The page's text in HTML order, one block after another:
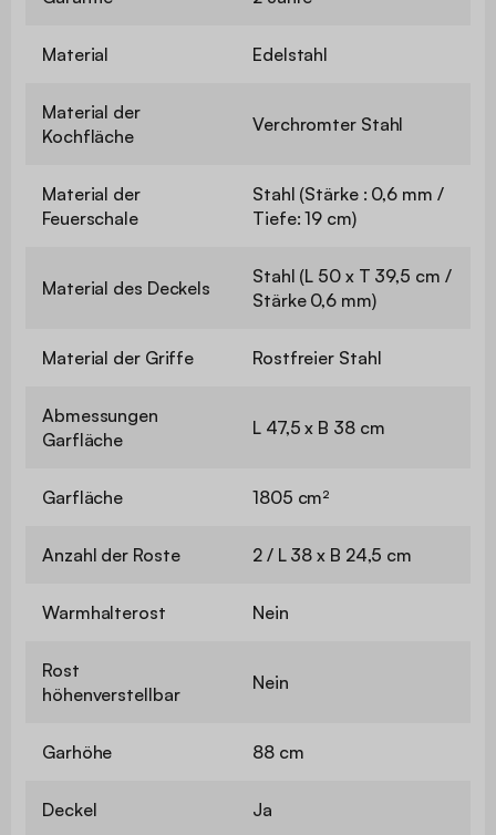
Material Edelstahl
Material der
Kochfläche
Verchromter Stahl
Material der
Feuerschale
Stahl (Stärke : 0,6 mm /
Tiefe: 19 cm)
Material des Deckels
Stahl (L 50 x T 39,5 cm /
Stärke 0,6 mm)
Material der Griffe Rostfreier Stahl
Abmessungen
Garfläche
L 47,5 x B 38 cm
Garfläche 1805 cm²
Anzahl der Roste 2 / L 38 x B 24,5 cm
Warmhalterost Nein
Rost
höhenverstellbar
Nein
Garhöhe 88 cm
Deckel Ja